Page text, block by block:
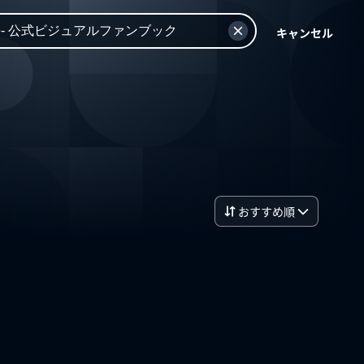
キャンセル
おすすめ順